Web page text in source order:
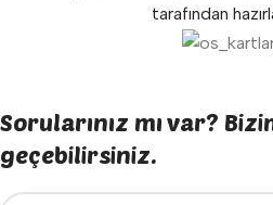
tarafından
Sorularınız mı var?
geçebilirsiniz.